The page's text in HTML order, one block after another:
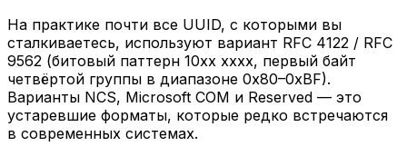
На практике почти все UUID, с которыми вы
сталкиваетесь, используют вариант RFC 4122 / RFC
9562 (битовый паттерн 10xx xxxx, первый байт
четвёртой группы в диапазоне 0x80–0xBF).
Варианты NCS, Microsoft COM и Reserved — это
устаревшие форматы, которые редко встречаются
в современных системах.